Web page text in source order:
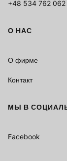
+48 534 762 062
О НАС
О фирме
Контакт
МЫ В
Facebook